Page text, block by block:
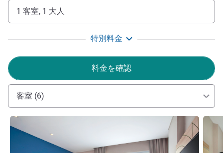
うにお過ごしください。
Joanne Wullur ホテル経営
1 客室, 1 大人
特別料金
料金を確認
客室 (6)
詳細を表示 詳細